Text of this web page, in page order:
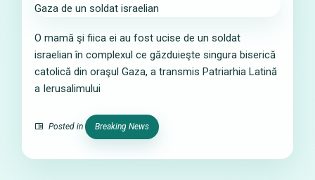
O mamă şi fiica ei au fost ucise de un soldat
israelian în complexul ce găzduieşte singura biserică
catolică din oraşul Gaza, a transmis Patriarhia Latină
a Ierusalimului
Posted in Breaking News